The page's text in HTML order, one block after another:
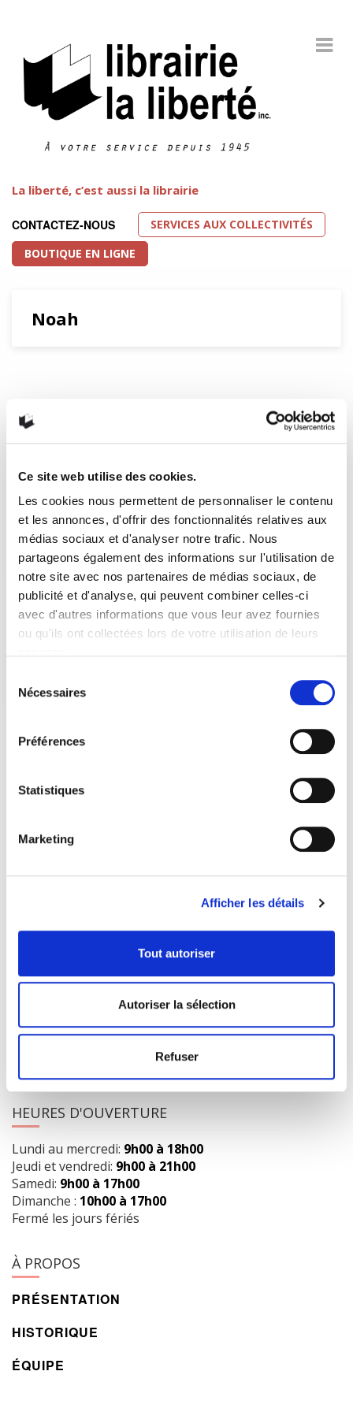
Ce site web utilise des cookies.
Les cookies nous permettent de personnaliser le contenu
et les annonces, d'offrir des fonctionnalités relatives aux
médias sociaux et d'analyser notre trafic. Nous
partageons également des informations sur l'utilisation de
notre site avec nos partenaires de médias sociaux, de
publicité et d'analyse, qui peuvent combiner celles-ci
avec d'autres informations que vous leur avez fournies
ou qu'ils ont collectées lors de votre utilisation de leurs
Nécessaires
Préférences
Statistiques
Marketing
Afficher les détails
Tout autoriser
Autoriser la sélection
Refuser
La liberté, c’est aussi la librairie
CONTACTEZ-NOUS
SERVICES AUX COLLECTIVITÉS
BOUTIQUE EN LIGNE
Noah
Marois
Face à soi-même Qui n’a jamais eu envie de retourner en
10 mai 2019 0 Like
1073 route de l'Église, Québec, QC G1V 3W2
Obtenir l’itinéraire
HEURES D'OUVERTURE
Lundi au mercredi: 9h00 à 18h00
Jeudi et vendredi: 9h00 à 21h00
Samedi: 9h00 à 17h00
Dimanche : 10h00 à 17h00
Fermé les jours fériés
À PROPOS
PRÉSENTATION
HISTORIQUE
ÉQUIPE